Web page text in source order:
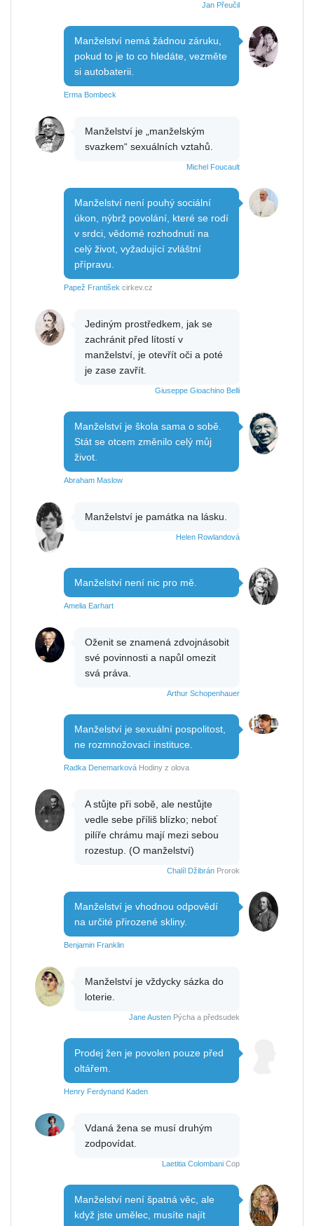
Jan Přeučil
Manželství nemá žádnou záruku,
pokud to je to co hledáte, vezměte
si autobaterii.
Erma Bombeck
Manželství je „manželským
svazkem“ sexuálních vztahů.
Michel Foucault
Manželství není pouhý sociální
úkon, nýbrž povolání, které se rodí
v srdci, vědomé rozhodnutí na
celý život, vyžadující zvláštní
přípravu.
Papež František cirkev.cz
Jediným prostředkem, jak se
zachránit před lítostí v
manželství, je otevřít oči a poté
je zase zavřít.
Giuseppe Gioachino Belli
Manželství je škola sama o sobě.
Stát se otcem změnilo celý můj
život.
Abraham Maslow
Manželství je památka na lásku.
Helen Rowlandová
Manželství není nic pro mě.
Amelia Earhart
Oženit se znamená zdvojnásobit
své povinnosti a napůl omezit
svá práva.
Arthur Schopenhauer
Manželství je sexuální pospolitost,
ne rozmnožovací instituce.
Radka Denemarková Hodiny z olova
A stůjte při sobě, ale nestůjte
vedle sebe příliš blízko; neboť
pilíře chrámu mají mezi sebou
rozestup. (O manželství)
Chalíl Džibrán Prorok
Manželství je vhodnou odpovědí
na určité přirozené skliny.
Benjamin Franklin
Manželství je vždycky sázka do
loterie.
Jane Austen Pýcha a předsudek
Prodej žen je povolen pouze před
oltářem.
Henry Ferdynand Kaden
Vdaná žena se musí druhým
zodpovídat.
Laetitia Colombani Cop
Manželství není špatná věc, ale
když jste umělec, musíte najít